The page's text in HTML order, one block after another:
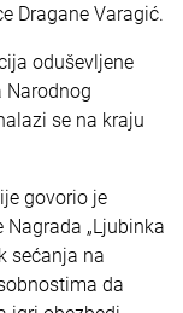
Dragane Varagić.
oduševljene
Narodnog
se na kraju
govorio je
„Ljubinka
sećanja na
da